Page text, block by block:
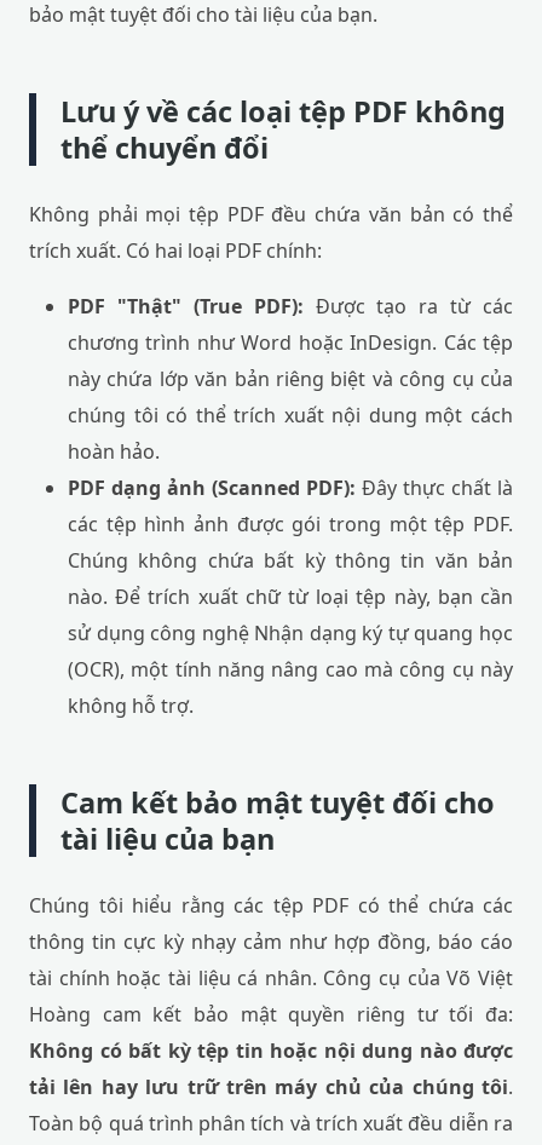
bảo mật tuyệt đối cho tài liệu của bạn.
Lưu ý về các loại tệp PDF không
thể chuyển đổi
Không phải mọi tệp PDF đều chứa văn bản có thể
trích xuất. Có hai loại PDF chính:
PDF "Thật" (True PDF): Được tạo ra từ các
chương trình như Word hoặc InDesign. Các tệp
này chứa lớp văn bản riêng biệt và công cụ của
chúng tôi có thể trích xuất nội dung một cách
hoàn hảo.
PDF dạng ảnh (Scanned PDF): Đây thực chất là
các tệp hình ảnh được gói trong một tệp PDF.
Chúng không chứa bất kỳ thông tin văn bản
nào. Để trích xuất chữ từ loại tệp này, bạn cần
sử dụng công nghệ Nhận dạng ký tự quang học
(OCR), một tính năng nâng cao mà công cụ này
không hỗ trợ.
Cam kết bảo mật tuyệt đối cho
tài liệu của bạn
Chúng tôi hiểu rằng các tệp PDF có thể chứa các
thông tin cực kỳ nhạy cảm như hợp đồng, báo cáo
tài chính hoặc tài liệu cá nhân. Công cụ của Võ Việt
Hoàng cam kết bảo mật quyền riêng tư tối đa:
Không có bất kỳ tệp tin hoặc nội dung nào được
tải lên hay lưu trữ trên máy chủ của chúng tôi.
Toàn bộ quá trình phân tích và trích xuất đều diễn ra